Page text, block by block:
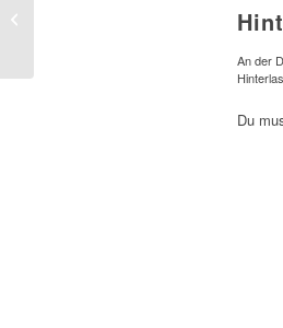
An der
Du